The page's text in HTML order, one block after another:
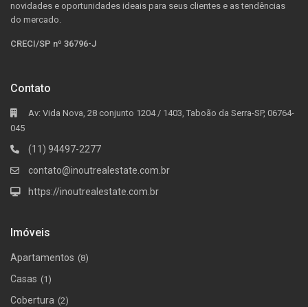
novidades e oportunidades ideais para seus clientes e as tendências
do mercado.
CRECI/SP nº 36796-J
Contato
Av: Vida Nova, 28 conjunto 1204 / 1403, Taboão da Serra-SP, 06764-
045
(11) 94497-2277
contato@inoutrealestate.com.br
https://inoutrealestate.com.br
Imóveis
Apartamentos (8)
Casas (1)
Cobertura (2)